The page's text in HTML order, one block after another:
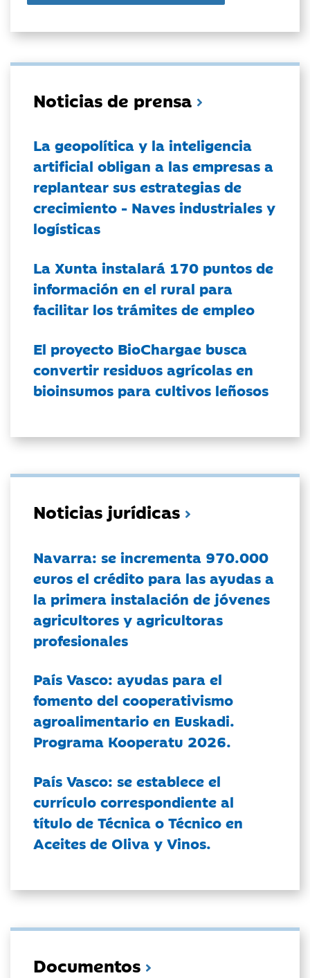
Noticias de prensa
La geopolítica y la inteligencia
artificial obligan a las empresas a
replantear sus estrategias de
crecimiento - Naves industriales y
logísticas
La Xunta instalará 170 puntos de
información en el rural para
facilitar los trámites de empleo
El proyecto BioChargae busca
convertir residuos agrícolas en
bioinsumos para cultivos leñosos
Noticias jurídicas
Navarra: se incrementa 970.000
euros el crédito para las ayudas a
la primera instalación de jóvenes
agricultores y agricultoras
profesionales
País Vasco: ayudas para el
fomento del cooperativismo
agroalimentario en Euskadi.
Programa Kooperatu 2026.
País Vasco: se establece el
currículo correspondiente al
título de Técnica o Técnico en
Aceites de Oliva y Vinos.
Documentos